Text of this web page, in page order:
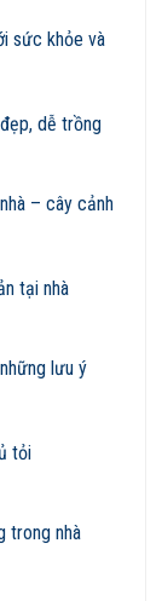
sức khỏe và
dễ trồng
– cây cảnh
tại nhà
lưu ý
tỏi
trong nhà